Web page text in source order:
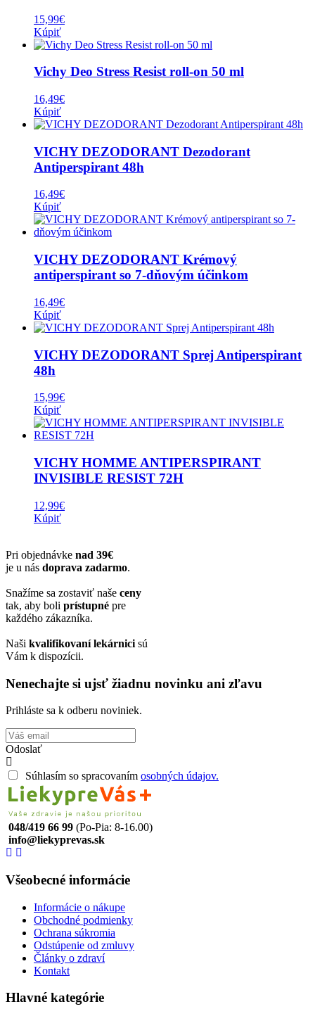
15,99€
Kúpiť
Vichy Deo Stress Resist roll-on 50 ml
16,49€
Kúpiť
VICHY DEZODORANT Dezodorant
Antiperspirant 48h
16,49€
Kúpiť
VICHY DEZODORANT Krémový
antiperspirant so 7-dňovým účinkom
16,49€
Kúpiť
VICHY DEZODORANT Sprej Antiperspirant
48h
15,99€
Kúpiť
VICHY HOMME ANTIPERSPIRANT
INVISIBLE RESIST 72H
12,99€
Kúpiť
Pri objednávke nad 39€
je u nás doprava zadarmo.
Snažíme sa zostaviť naše ceny
tak, aby boli prístupné pre
každého zákazníka.
Naši kvalifikovaní lekárnici sú
Vám k dispozícii.
Nenechajte si ujsť žiadnu novinku ani zľavu
Prihláste sa k odberu noviniek.
Odoslať
Súhlasím so spracovaním osobných údajov.
048/419 66 99 (Po-Pia: 8-16.00)
info@liekyprevas.sk
Všeobecné informácie
Informácie o nákupe
Obchodné podmienky
Ochrana súkromia
Odstúpenie od zmluvy
Články o zdraví
Kontakt
Hlavné kategórie